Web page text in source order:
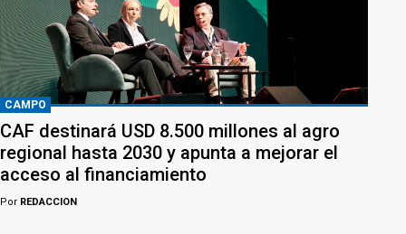
CAMPO
CAF destinará USD 8.500 millones al agro
regional hasta 2030 y apunta a mejorar el
acceso al financiamiento
Por REDACCION